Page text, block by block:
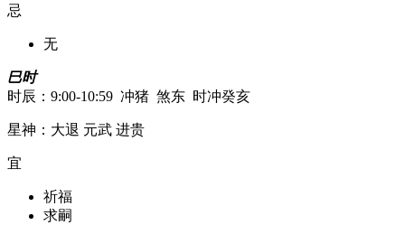
忌
无
巳时
时辰：9:00-10:59 冲猪 煞东 时冲癸亥
星神：大退 元武 进贵
宜
祈福
求嗣